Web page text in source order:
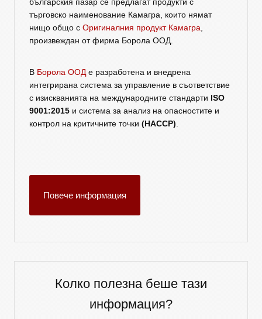
българския пазар се предлагат продукти с
търговско наименование Камагра, които нямат
нищо общо с Оригиналния продукт Камагра,
произвеждан от фирма Борола ООД.
В Борола ООДе разработена и внедрена
интегрирана система за управление в съответствие
с изискванията на международните стандарти ISO
9001:2015 и система за анализ на опасностите и
контрол на критичните точки (HACCP).
Повече информация
Колко полезна беше тази
информация?